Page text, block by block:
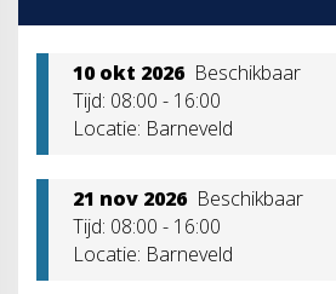
10 okt 2026 Beschikbaar
Tijd: 08:00 - 16:00
Locatie: Barneveld
21 nov 2026 Beschikbaar
Tijd: 08:00 - 16:00
Locatie: Barneveld